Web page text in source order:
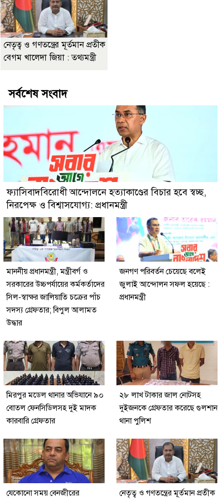
নেতৃত্ব ও গণতন্ত্রের মূর্তমান প্রতীক
বেগম খালেদা জিয়া : তথ্যমন্ত্রী
সর্বশেষ সংবাদ
ফ্যাসিবাদবিরোধী আন্দোলনে হত্যাকাণ্ডের বিচার হবে স্বচ্ছ,
নিরপেক্ষ ও বিশ্বাসযোগ্য: প্রধানমন্ত্রী
মাননীয় প্রধানমন্ত্রী, মন্ত্রীবর্গ ও
সরকারের উচ্চপর্যায়ের কর্মকর্তাদের
সিল-স্বাক্ষর জালিয়াতি চক্রের পাঁচ
সদস্য গ্রেফতার; বিপুল আলামত
উদ্ধার
জনগণ পরিবর্তন চেয়েছে বলেই
জুলাই আন্দোলন সফল হয়েছে :
প্রধানমন্ত্রী
মিরপুর মডেল থানার অভিযানে ৯০
বোতল ফেনসিডিলসহ দুই মাদক
কারবারি গ্রেফতার
২৮ লাখ টাকার জাল নোটসহ
দুইজনকে গ্রেফতার করেছে গুলশান
থানা পুলিশ
যেকোনো সময় বেনজীরের
নেতৃত্ব ও গণতন্ত্রের মূর্তমান প্রতীক